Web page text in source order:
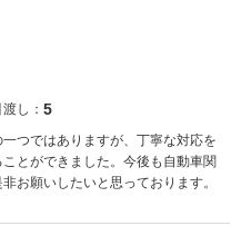
し： 5
つではありますが、丁寧な対応を
とができました。今後も自動車関
お願いしたいと思っております。